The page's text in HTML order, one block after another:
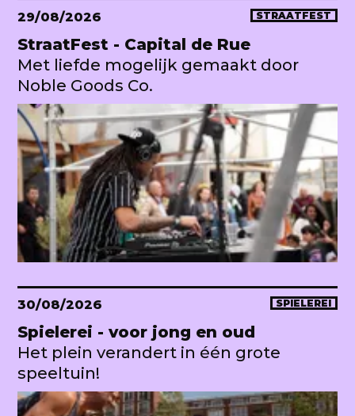
29/08/2026 STRAATFEST
StraatFest - Capital de Rue
Met liefde mogelijk gemaakt door
Noble Goods Co.
30/08/2026 SPIELEREI
Spielerei - voor jong en oud
Het plein verandert in één grote
speeltuin!